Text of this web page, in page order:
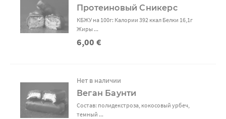
Протеиновый Сникерс
6,00 €
КБЖУ на 100г: Калории 392 ккал Белки 16,1г
Жиры ...
Веган Баунти
Нет в наличии
Состав: полидекстроза, кокосовый урбеч,
темный ...